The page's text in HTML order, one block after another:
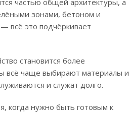
частью общей архитектуры, а
зонами, бетоном и
всё это подчёркивает
становится более
всё чаще выбирают материалы и
и служат долго.
когда нужно быть готовым к